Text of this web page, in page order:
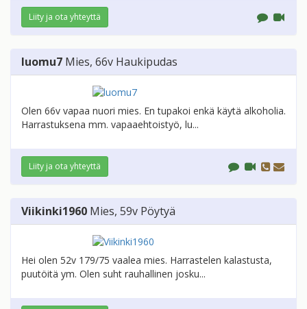
Liity ja ota yhteyttä
luomu7 Mies, 66v Haukipudas
Olen 66v vapaa nuori mies. En tupakoi enkä käytä alkoholia.
Harrastuksena mm. vapaaehtoistyö, lu...
Liity ja ota yhteyttä
Viikinki1960 Mies, 59v Pöytyä
Hei olen 52v 179/75 vaalea mies. Harrastelen kalastusta,
puutöitä ym. Olen suht rauhallinen josku...